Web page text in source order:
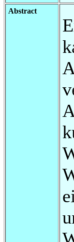
Abstract